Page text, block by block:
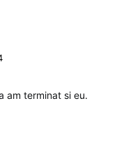
am terminat si eu.